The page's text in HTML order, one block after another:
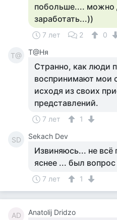
побольше.... можно
заработать...))
7 лет 2 0
Т@ Т@Ня
Странно, как люди
воспринимают мои
исходя из своих
представлений.
7 лет 1
SD Sekach Dev
Извиняюсь... не всё
яснее ... был
7 лет 1
AD Anatolij Dridzo